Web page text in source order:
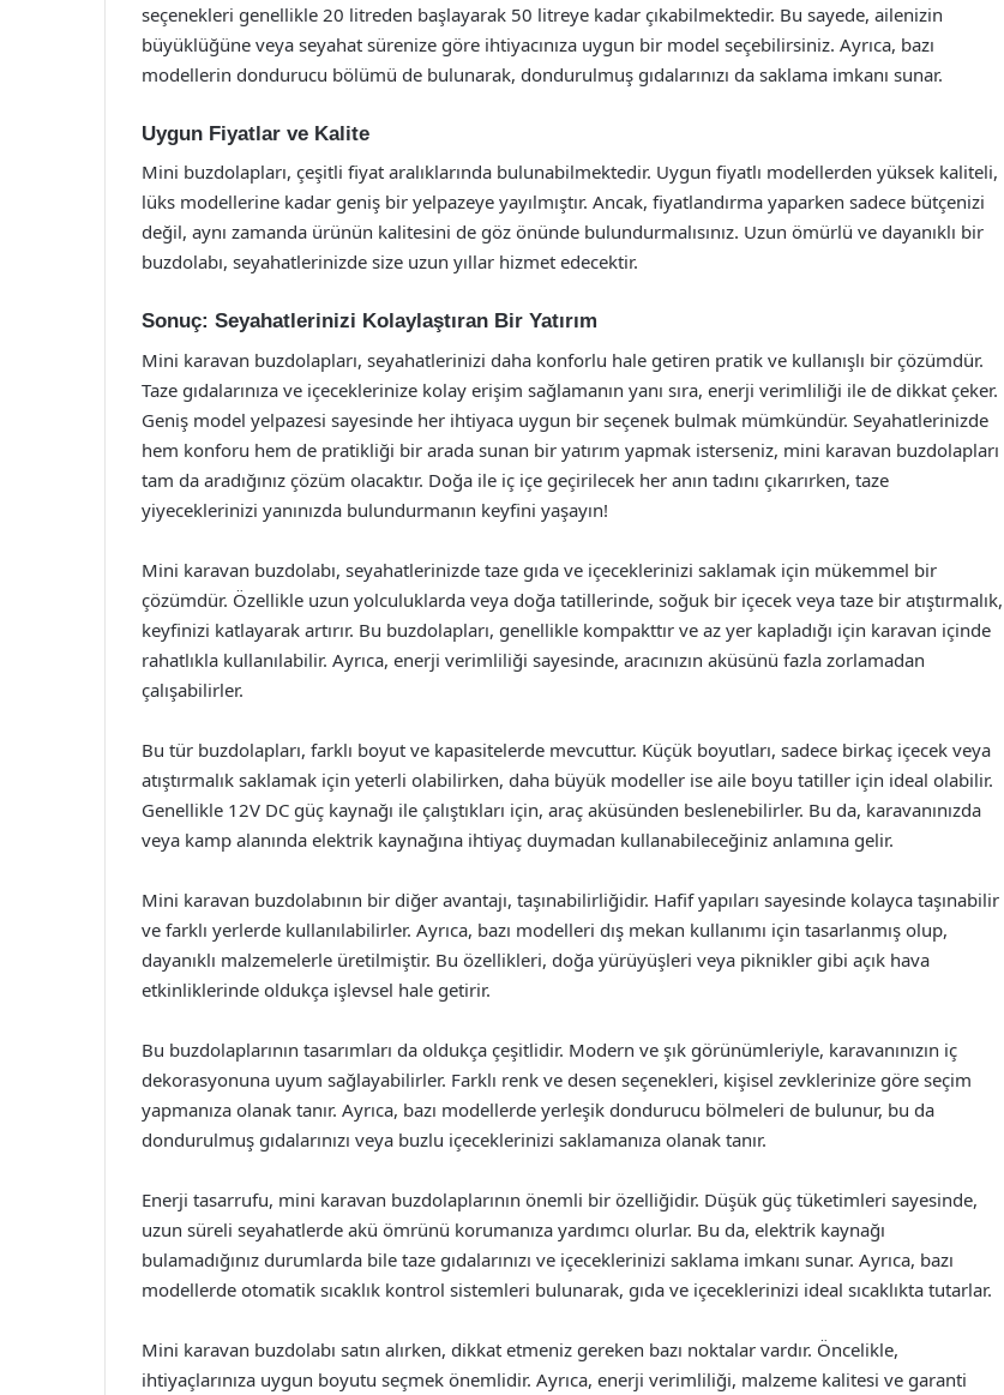
seçenekleri genellikle 20 litreden başlayarak 50 litreye kadar çıkabilmektedir. Bu sayede, ailenizin
büyüklüğüne veya seyahat sürenize göre ihtiyacınıza uygun bir model seçebilirsiniz. Ayrıca, bazı
modellerin dondurucu bölümü de bulunarak, dondurulmuş gıdalarınızı da saklama imkanı sunar.
Uygun Fiyatlar ve Kalite
Mini buzdolapları, çeşitli fiyat aralıklarında bulunabilmektedir. Uygun fiyatlı modellerden yüksek kaliteli,
lüks modellerine kadar geniş bir yelpazeye yayılmıştır. Ancak, fiyatlandırma yaparken sadece bütçenizi
değil, aynı zamanda ürünün kalitesini de göz önünde bulundurmalısınız. Uzun ömürlü ve dayanıklı bir
buzdolabı, seyahatlerinizde size uzun yıllar hizmet edecektir.
Sonuç: Seyahatlerinizi Kolaylaştıran Bir Yatırım
Mini karavan buzdolapları, seyahatlerinizi daha konforlu hale getiren pratik ve kullanışlı bir çözümdür.
Taze gıdalarınıza ve içeceklerinize kolay erişim sağlamanın yanı sıra, enerji verimliliği ile de dikkat çeker.
Geniş model yelpazesi sayesinde her ihtiyaca uygun bir seçenek bulmak mümkündür. Seyahatlerinizde
hem konforu hem de pratikliği bir arada sunan bir yatırım yapmak isterseniz, mini karavan buzdolapları
tam da aradığınız çözüm olacaktır. Doğa ile iç içe geçirilecek her anın tadını çıkarırken, taze
yiyeceklerinizi yanınızda bulundurmanın keyfini yaşayın!
Mini karavan buzdolabı, seyahatlerinizde taze gıda ve içeceklerinizi saklamak için mükemmel bir
çözümdür. Özellikle uzun yolculuklarda veya doğa tatillerinde, soğuk bir içecek veya taze bir atıştırmalık,
keyfinizi katlayarak artırır. Bu buzdolapları, genellikle kompakttır ve az yer kapladığı için karavan içinde
rahatlıkla kullanılabilir. Ayrıca, enerji verimliliği sayesinde, aracınızın aküsünü fazla zorlamadan
çalışabilirler.
Bu tür buzdolapları, farklı boyut ve kapasitelerde mevcuttur. Küçük boyutları, sadece birkaç içecek veya
atıştırmalık saklamak için yeterli olabilirken, daha büyük modeller ise aile boyu tatiller için ideal olabilir.
Genellikle 12V DC güç kaynağı ile çalıştıkları için, araç aküsünden beslenebilirler. Bu da, karavanınızda
veya kamp alanında elektrik kaynağına ihtiyaç duymadan kullanabileceğiniz anlamına gelir.
Mini karavan buzdolabının bir diğer avantajı, taşınabilirliğidir. Hafif yapıları sayesinde kolayca taşınabilir
ve farklı yerlerde kullanılabilirler. Ayrıca, bazı modelleri dış mekan kullanımı için tasarlanmış olup,
dayanıklı malzemelerle üretilmiştir. Bu özellikleri, doğa yürüyüşleri veya piknikler gibi açık hava
etkinliklerinde oldukça işlevsel hale getirir.
Bu buzdolaplarının tasarımları da oldukça çeşitlidir. Modern ve şık görünümleriyle, karavanınızın iç
dekorasyonuna uyum sağlayabilirler. Farklı renk ve desen seçenekleri, kişisel zevklerinize göre seçim
yapmanıza olanak tanır. Ayrıca, bazı modellerde yerleşik dondurucu bölmeleri de bulunur, bu da
dondurulmuş gıdalarınızı veya buzlu içeceklerinizi saklamanıza olanak tanır.
Enerji tasarrufu, mini karavan buzdolaplarının önemli bir özelliğidir. Düşük güç tüketimleri sayesinde,
uzun süreli seyahatlerde akü ömrünü korumanıza yardımcı olurlar. Bu da, elektrik kaynağı
bulamadığınız durumlarda bile taze gıdalarınızı ve içeceklerinizi saklama imkanı sunar. Ayrıca, bazı
modellerde otomatik sıcaklık kontrol sistemleri bulunarak, gıda ve içeceklerinizi ideal sıcaklıkta tutarlar.
Mini karavan buzdolabı satın alırken, dikkat etmeniz gereken bazı noktalar vardır. Öncelikle,
ihtiyaçlarınıza uygun boyutu seçmek önemlidir. Ayrıca, enerji verimliliği, malzeme kalitesi ve garanti